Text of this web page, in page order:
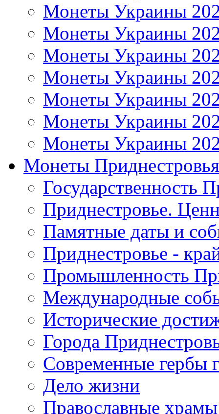
Монеты Украины
Монеты Украины
Монеты Украины
Монеты Украины
Монеты Украины
Монеты Украины
Монеты Украины
Монеты Приднестровья
Государственность
Приднестровье.
Памятные даты и
Приднестровье -
Промышленность
Международные
Исторические
Города
Современные гербы
Дело жизни
Православные